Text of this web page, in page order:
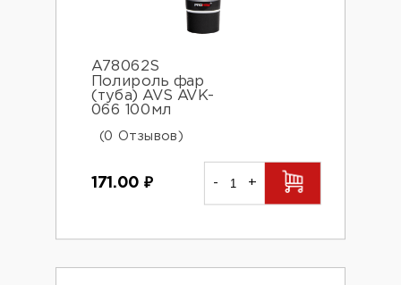
A78062S
Полироль фар
(туба) AVS AVK-
066 100мл
(0 Отзывов)
171.00 ₽ - +